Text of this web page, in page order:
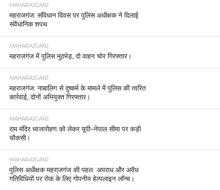
MAHARAJGANJ
महराजगंज: संविधान दिवस पर पुलिस अधीक्षक ने दिलाई
संवैधानिक शपथ
MAHARAJGANJ
महराजगंज में पुलिस मुठभेड़, दो वाहन चोर गिरफ्तार।
MAHARAJGANJ
महराजगंज: नाबालिग से दुष्कर्म के मामले में पुलिस की त्वरित
कार्रवाई, दोनों अभियुक्त गिरफ्तार।
MAHARAJGANJ
राम मंदिर ध्वजारोहण को लेकर यूपी–नेपाल सीमा पर कड़ी
चौकसी।
MAHARAJGANJ
पुलिस अधीक्षक महराजगंज की पहल अपराध और अवैध
गतिविधियों पर रोक के लिए गोपनीय हेल्पलाइन लॉन्च।